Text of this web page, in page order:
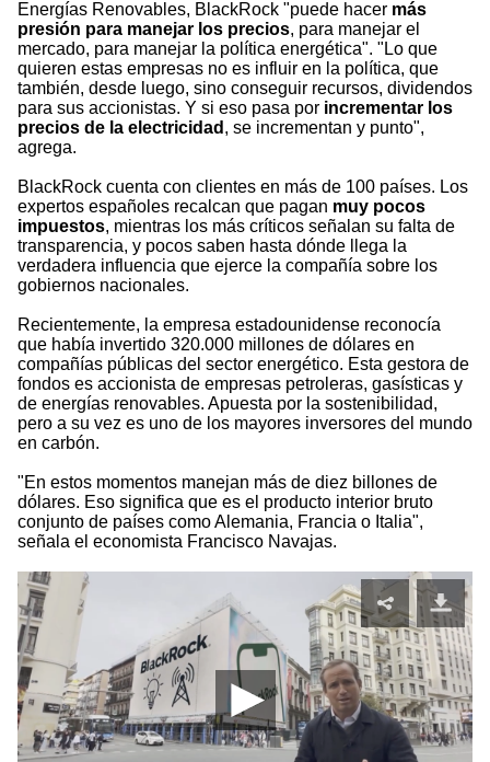
Energías Renovables, BlackRock "puede hacer más
presión para manejar los precios, para manejar el
mercado, para manejar la política energética". "Lo que
quieren estas empresas no es influir en la política, que
también, desde luego, sino conseguir recursos, dividendos
para sus accionistas. Y si eso pasa por incrementar los
precios de la electricidad , se incrementan y punto",
agrega.
BlackRock cuenta con clientes en más de 100 países. Los
expertos españoles recalcan que pagan muy pocos
impuestos, mientras los más críticos señalan su falta de
transparencia, y pocos saben hasta dónde llega la
verdadera influencia que ejerce la compañía sobre los
gobiernos nacionales.
Recientemente, la empresa estadounidense reconocía
que había invertido 320.000 millones de dólares en
compañías públicas del sector energético. Esta gestora de
fondos es accionista de empresas petroleras, gasísticas y
de energías renovables. Apuesta por la sostenibilidad,
pero a su vez es uno de los mayores inversores del mundo
en carbón.
"En estos momentos manejan más de diez billones de
dólares. Eso significa que es el producto interior bruto
conjunto de países como Alemania, Francia o Italia",
señala el economista Francisco Navajas.